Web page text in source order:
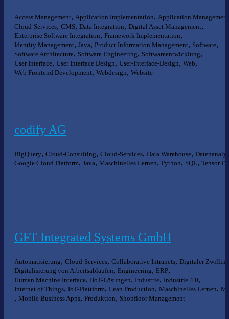
Access Management, Application Implementation, Application Management
Cloud-Services, CMS, Data Integration, Digital Asset Management,
Enterprise Software Integration, Framework Implementation,
Identity Management, Java, Product Information Management, Software,
Software Architecture, Software Engineering, Softwareentwicklung,
User Interface, User Interface Design, User-Interface-Design, Web,
Web Frontend Development, Webdesign, Website
codify AG
BigQuery, Cloud-Consulting, Cloud-Services, Data Warehouse,
Google Cloud Platform, Java, Maschinelles Lernen, Python, SQL, Tensor
GFT Integrated Systems GmbH
Automatisierung, Cloud-Services, Collaborative Intranets, Digitaler Zwilling
Digitalisierung von Arbeitsabläufen, Engineering, ERP,
Human Machine Interface, IIoT-Lösungen, Industrie, Industrie 4.0,
Internet of Things, IoT-Plattform, Lean Production, Maschinelles Lernen,
, Mobile Business Apps, Produktion, Shopfloor Management